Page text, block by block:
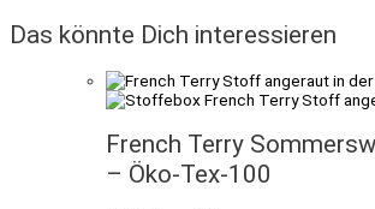
Das könnte Dich interessieren
French Terry
– Öko-Tex-100